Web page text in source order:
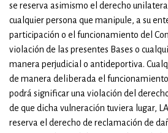
se reserva asimismo el derecho
cualquier persona que manipule, a su
participación o el funcionamiento del
violación de las presentes Bases o
manera perjudicial o antideportiva.
de manera deliberada el
podrá significar una violación del
de que dicha vulneración tuviera lugar,
reserva el derecho de reclamación de